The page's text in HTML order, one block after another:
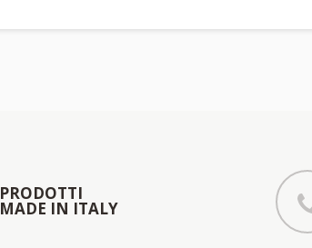
PRODOTTI
MADE IN ITALY